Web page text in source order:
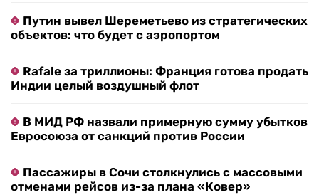
Путин вывел Шереметьево из стратегических
объектов: что будет с аэропортом
Rafale за триллионы: Франция готова продать
Индии целый воздушный флот
В МИД РФ назвали примерную сумму убытков
Евросоюза от санкций против России
Пассажиры в Сочи столкнулись с массовыми
отменами рейсов из-за плана «Ковер»